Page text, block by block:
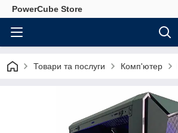
PowerCube Store
Товари та послуги Комп'ютер